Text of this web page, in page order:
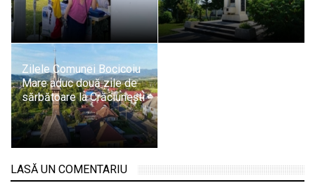
Zilele Comunei Bocicoiu
Mare aduc două zile de
sărbătoare la Crăciunești
LASĂ UN COMENTARIU